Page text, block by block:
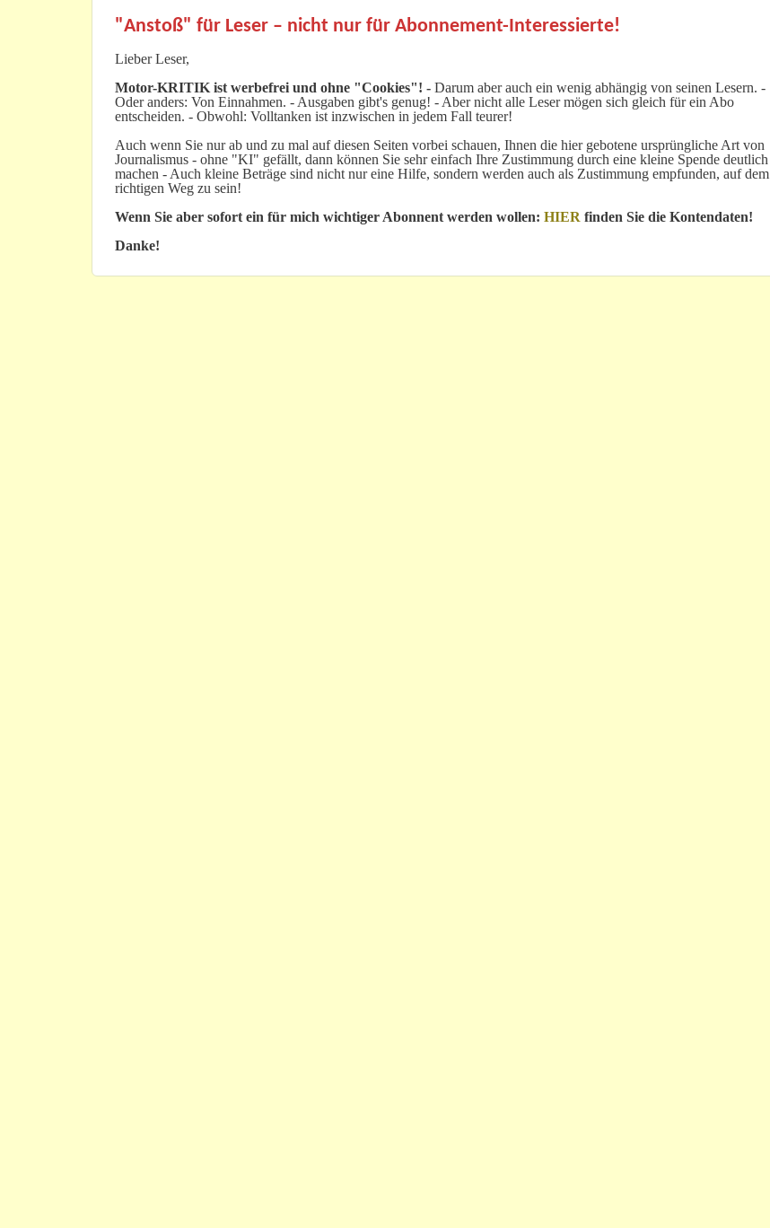
"Anstoß" für Leser – nicht nur für Abonnement-Interessierte!
Lieber Leser,
Motor-KRITIK ist werbefrei und ohne "Cookies"! - Darum aber auch ein wenig abhängig von seinen Lesern. -
Oder anders: Von Einnahmen. - Ausgaben gibt's genug! - Aber nicht alle Leser mögen sich gleich für ein Abo
entscheiden. - Obwohl: Volltanken ist inzwischen in jedem Fall teurer!
Auch wenn Sie nur ab und zu mal auf diesen Seiten vorbei schauen, Ihnen die hier gebotene ursprüngliche Art von
Journalismus - ohne "KI" gefällt, dann können Sie sehr einfach Ihre Zustimmung durch eine kleine Spende deutlich
machen - Auch kleine Beträge sind nicht nur eine Hilfe, sondern werden auch als Zustimmung empfunden, auf dem
richtigen Weg zu sein!
Wenn Sie aber sofort ein für mich wichtiger Abonnent werden wollen: HIER finden Sie die Kontendaten!
Danke!